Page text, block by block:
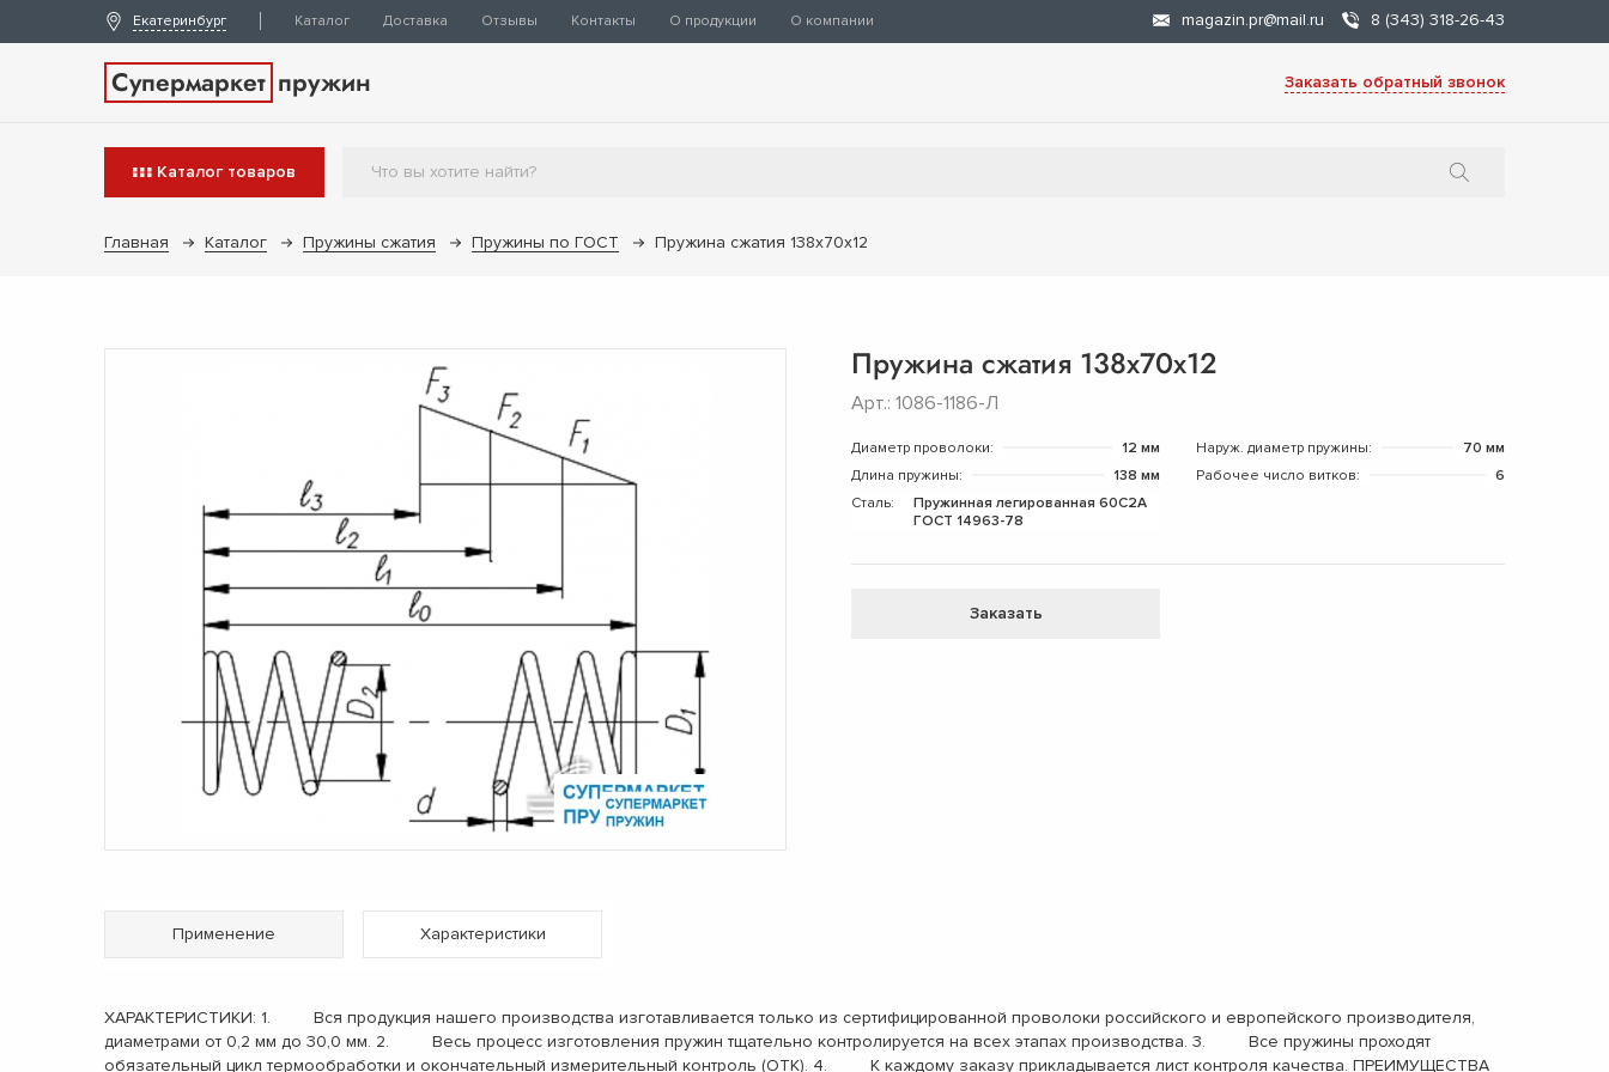
Екатеринбург Каталог Доставка Отзывы Контакты О продукции О компании magazin.pr@mail.ru 8 (343) 318-26-43
Супермаркет пружин Заказать обратный звонок
Каталог товаров
Главная Каталог Пружины сжатия Пружины по ГОСТ Пружина сжатия 138х70х12
Пружина сжатия 138х70х12
Арт.: 1086-1186-Л
Диаметр проволоки: 12 мм Наруж. диаметр пружины:
70 мм
Длина пружины:
138 мм Рабочее число витков:
6
Сталь:
Пружинная легированная 60С2А
ГОСТ 14963-78
Заказать
Применение Характеристики
ХАРАКТЕРИСТИКИ: 1. Вся продукция нашего производства изготавливается только из сертифицированной проволоки российского и европейского производителя,
диаметрами от 0,2 мм до 30,0 мм. 2. Весь процесс изготовления пружин тщательно контролируется на всех этапах производства. 3. Все пружины проходят
обязательный цикл термообработки и окончательный измерительный контроль (ОТК). 4. К каждому заказу прикладывается лист контроля качества. ПРЕИМУЩЕСТВА